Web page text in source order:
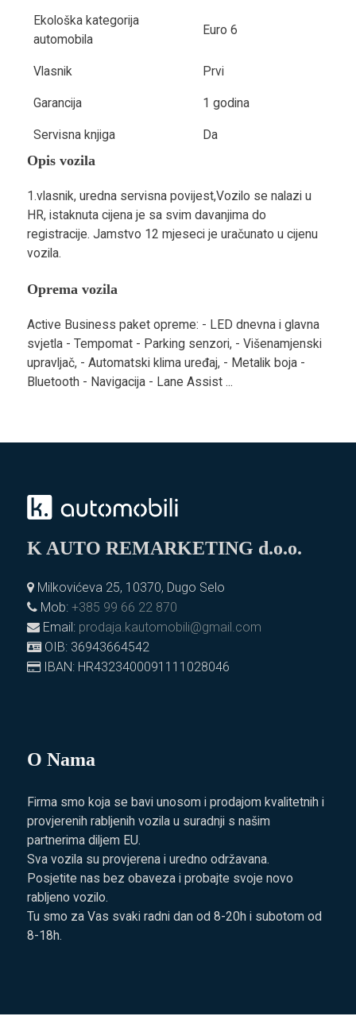
Ekološka kategorija
automobila
Euro 6
Vlasnik Prvi
Garancija 1 godina
Servisna knjiga Da
Opis vozila
1.vlasnik, uredna servisna povijest,Vozilo se nalazi u
HR, istaknuta cijena je sa svim davanjima do
registracije. Jamstvo 12 mjeseci je uračunato u cijenu
vozila.
Oprema vozila
Active Business paket opreme: - LED dnevna i glavna
svjetla - Tempomat - Parking senzori, - Višenamjenski
upravljač, - Automatski klima uređaj, - Metalik boja -
Bluetooth - Navigacija - Lane Assist ...
K AUTO REMARKETING d.o.o.
Milkovićeva 25, 10370, Dugo Selo
Mob: +385 99 66 22 870
Email: prodaja.kautomobili@gmail.com
OIB: 36943664542
IBAN: HR4323400091111028046
O Nama
Firma smo koja se bavi unosom i prodajom kvalitetnih i
provjerenih rabljenih vozila u suradnji s našim
partnerima diljem EU.
Sva vozila su provjerena i uredno održavana.
Posjetite nas bez obaveza i probajte svoje novo
rabljeno vozilo.
Tu smo za Vas svaki radni dan od 8-20h i subotom od
8-18h.